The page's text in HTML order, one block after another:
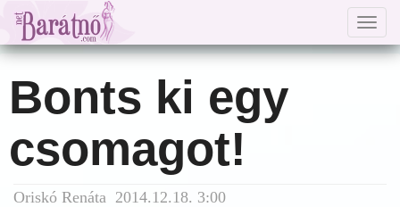
Bonts ki egy
csomagot!
Oriskó Renáta 2014.12.18. 3:00